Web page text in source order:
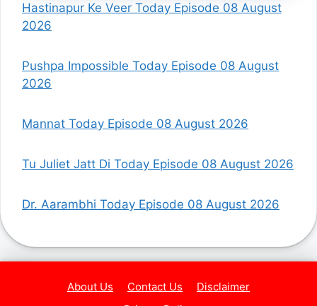
Hastinapur Ke Veer Today Episode 08 August
2026
Pushpa Impossible Today Episode 08 August
2026
Mannat Today Episode 08 August 2026
Tu Juliet Jatt Di Today Episode 08 August 2026
Dr. Aarambhi Today Episode 08 August 2026
About Us Contact Us
Disclaimer